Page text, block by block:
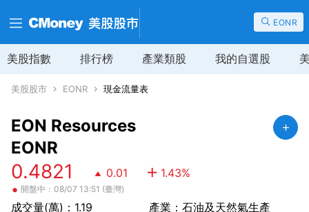
EONR
美股指數 排行榜 產業類股 我的自選股
美股股市 EONR 現金流量表
EON Resources
EONR
0.4821 0.01 1.43%
• 開盤中：08/07 13:51 (臺灣)
成交量(萬)：1.19
產業：石油及天然氣生產